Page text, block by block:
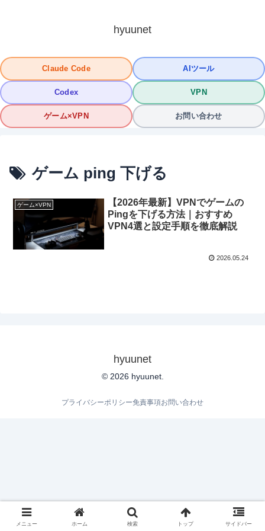
hyuunet
Claude Code AIツール
Codex VPN
ゲーム×VPN お問い合わせ
ゲーム ping 下げる
ゲーム×VPN
【2026年最新】VPNでゲームの
Pingを下げる方法｜おすすめ
VPN4選と設定手順を徹底解説
2026.05.24
hyuunet
© 2026 hyuunet.
プライバシーポリシー免責事項お問い合わせ
メニュー ホーム 検索 トップ サイドバー